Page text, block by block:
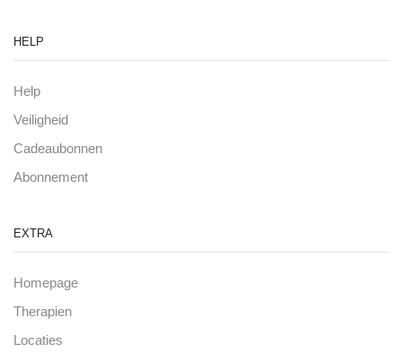
HELP
Help
Veiligheid
Cadeaubonnen
Abonnement
EXTRA
Homepage
Therapien
Locaties